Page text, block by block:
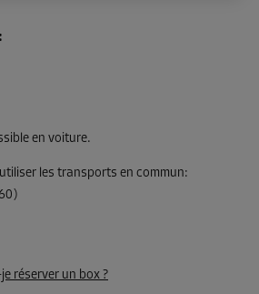
m Haut:2,5m
en voiture.
les transports en commun:
réserver un box ?